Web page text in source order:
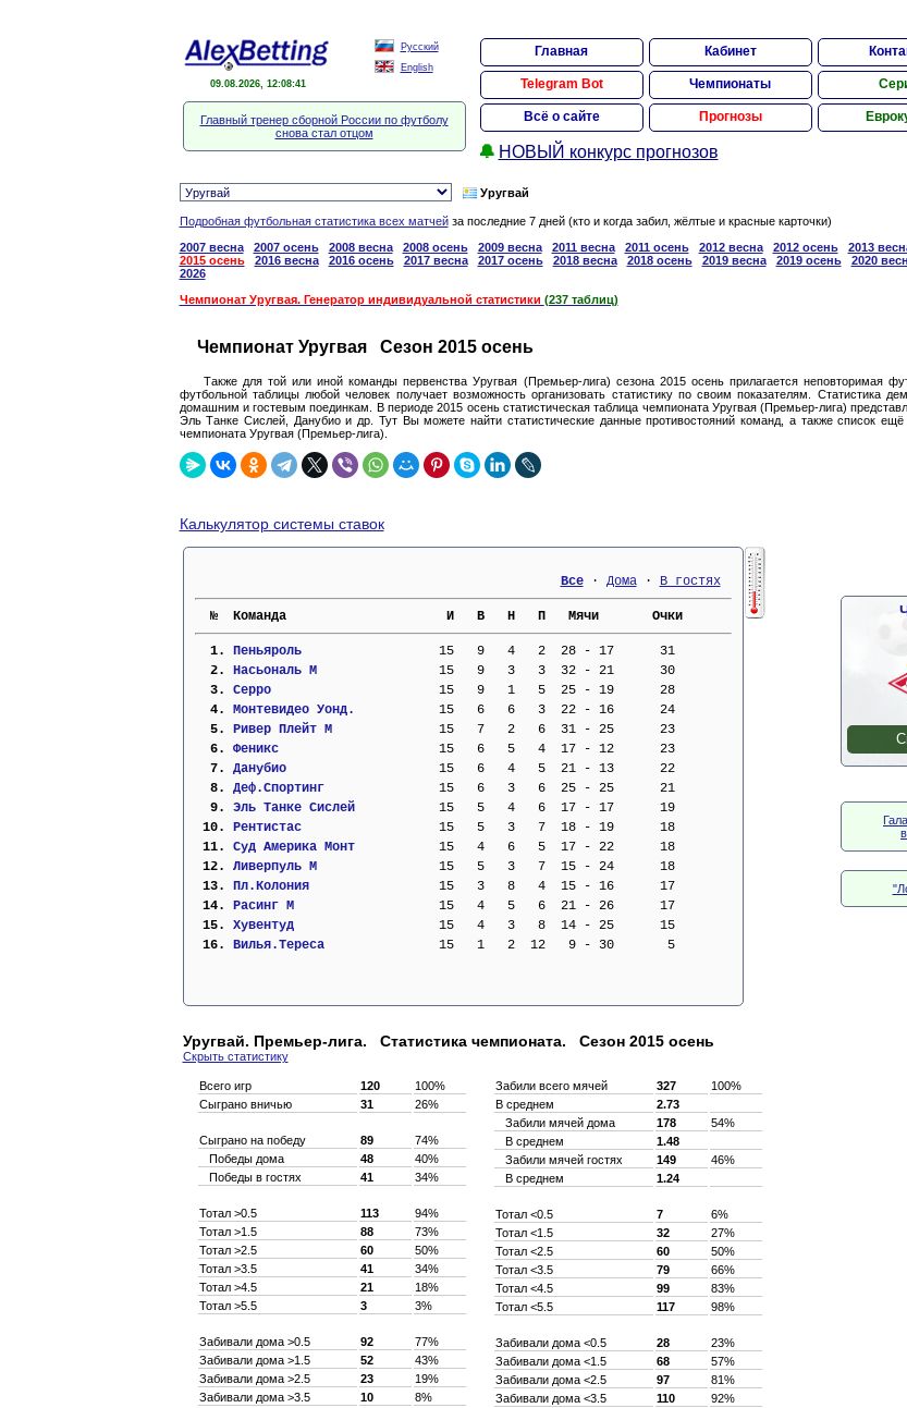
09.08.2026, 12:08:42
Русский
English
Главная Кабинет
Telegram Bot Чемпионаты
Всё о сайте Прогнозы
🔔 НОВЫЙ конкурс прогнозов
Главный тренер сборной России по футболу
снова стал отцом
Уругвай
Подробная футбольная статистика всех матчейза последние 7 дней (кто и когда забил, жёлтые и красные карточки)
2007 весна
2007 осень 2008 весна 2008 осень 2009 весна 2011 весна 2011 осень 2012 весна 2012 осень 2013
2015 осень
2016 весна 2016 осень 2017 весна 2017 осень 2018 весна 2018 осень 2019 весна 2019 осень 2020
2026
Чемпионат Уругвая. Генератор индивидуальной статистики (237 таблиц)
Чемпионат Уругвая Сезон 2015 осень
Также для той или иной команды первенства Уругвая (Премьер-лига) сезона 2015 осень прилагается неповторимая
футбольной таблицы любой человек получает возможность организовать статистику по своим показателям. Статистика
домашним и гостевым поединкам. В периоде 2015 осень статистическая таблица чемпионата Уругвая (Премьер-лига)
Эль Танке Сислей, Данубио и др. Тут Вы можете найти статистические данные противостояний команд, а также список ещё
чемпионата Уругвая (Премьер-лига).
Калькулятор системы ставок
Все · Дома · В гостях
  №  Команда                     И   В   Н   П   Мячи       Очки
  1.
Пеньяроль
  15   9   4   2  28 - 17      31
  2.
Насьональ М
  15   9   3   3  32 - 21      30
  3.
Серро
  15   9   1   5  25 - 19      28
  4.
Монтевидео Уонд.
  15   6   6   3  22 - 16      24
  5.
Ривер Плейт М
  15   7   2   6  31 - 25      23
  6.
Феникс
  15   6   5   4  17 - 12      23
  7.
Данубио
  15   6   4   5  21 - 13      22
  8.
Деф.Спортинг
  15   6   3   6  25 - 25      21
  9.
Эль Танке Сислей
  15   5   4   6  17 - 17      19
10. Рентистас
  15   5   3   7  18 - 19      18
11. Суд Америка Монт
  15   4   6   5  17 - 22      18
12. Ливерпуль М
  15   5   3   7  15 - 24      18
13. Пл.Колония
  15   3   8   4  15 - 16      17
14. Расинг М
  15   4   5   6  21 - 26      17
15. Хувентуд
  15   4   3   8  14 - 25      15
16. Вилья.Тереса
  15   1   2  12   9 - 30       5
Уругвай. Премьер-лига. Статистика чемпионата. Сезон 2015 осень
Скрыть статистику
Всего игр 120
100%
Сыграно вничью
31 26%
Сыграно на победу 89
74%
Победы дома
48
40%
Победы в гостях
41 34%
Тотал >0.5 113
94%
Тотал >1.5
88
73%
Тотал >2.5
60
50%
Тотал >3.5
41
34%
Тотал >4.5
21
18%
Тотал >5.5
3 3%
Забивали дома >0.5 92
77%
Забивали дома >1.5
52
43%
Забивали дома >2.5
23
19%
Забивали дома >3.5
10
8%
Забили всего мячей 327
100%
В среднем
2.73
Забили мячей дома
178
54%
В среднем
1.48
Забили мячей гостях
149
46%
В среднем
1.24
Тотал <0.5 7
6%
Тотал <1.5
32
27%
Тотал <2.5
60
50%
Тотал <3.5
79
66%
Тотал <4.5
99
83%
Тотал <5.5
117 98%
Забивали дома <0.5 28
23%
Забивали дома <1.5
68
57%
Забивали дома <2.5
97
81%
Забивали дома <3.5
110
92%